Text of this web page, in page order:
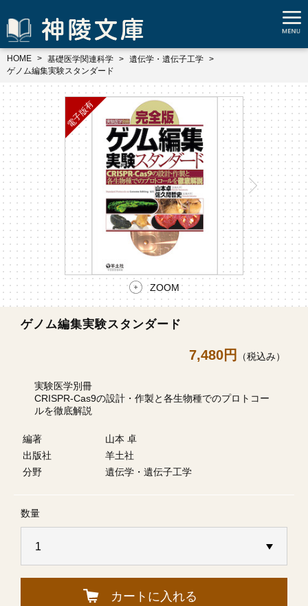
HOME 基礎医学関連科学
遺伝学・遺伝子工学
ゲノム編集実験スタンダード
ZOOM
ゲノム編集実験スタンダード
7,480円 （税込み）
実験医学別冊
CRISPR-Cas9の設計・作製と各生物種でのプロトコー
ルを徹底解説
編著
山本 卓
出版社
羊土社
分野
遺伝学・遺伝子工学
数量
カートに入れる